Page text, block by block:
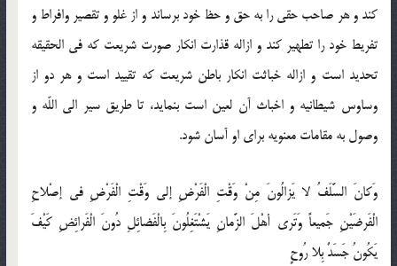
كند و هر صاحب حقى را به حق و حظ خود برساند و از غلو و تقصير وافراط و
تفريط خود را تطهير كند و ازاله قذارت انكار صورت شريعت كه فى الحقيقه
تحديد است و ازاله خباثت انكار باطن شريعت كه تقييد است و هر دو از
وساوس شيطانيه و اخباث آن لعين است بنمايد، تا طريق سير الى اللّه و
وصول به مقامات معنويه براى او آسان شود.
وَكانَ السَّلَفُ لا يَزالُونَ مِنْ وَقْتِ الْفَرْضِ إلى‏ وَقْتِ الْفَرْضِ في إصْلاحِ
الْفَرضَيْنِ جَميعاً وَتَرى‏ أهْلَ الزَّمانِ يَشْتَغِلُونَ بِالْفَضائِلِ دُونَ الْفَرائِضِ كَيْفَ
يَكُونُ جَسَدٌ بِلا رُوحٍ‏